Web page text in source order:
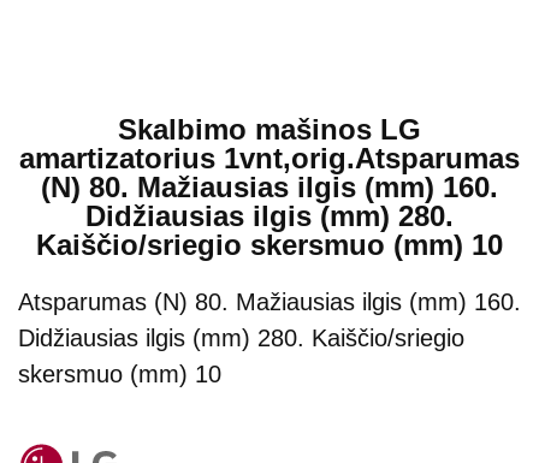
Skalbimo mašinos LG
amartizatorius 1vnt,orig.Atsparumas
(N) 80. Mažiausias ilgis (mm) 160.
Didžiausias ilgis (mm) 280.
Kaiščio/sriegio skersmuo (mm) 10
Atsparumas (N) 80. Mažiausias ilgis (mm) 160.
Didžiausias ilgis (mm) 280. Kaiščio/sriegio
skersmuo (mm) 10